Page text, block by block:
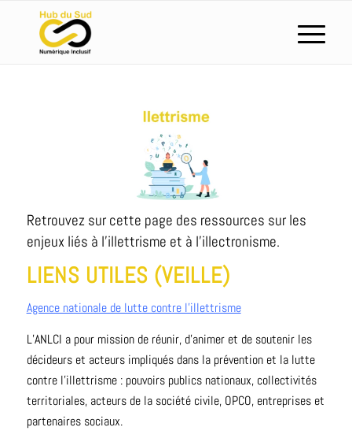
Retrouvez sur cette page des ressources sur les
enjeux liés à l’illettrisme et à l’illectronisme.
LIENS UTILES (VEILLE)
Agence nationale de lutte contre l’illettrisme
L’ANLCI a pour mission de réunir, d’animer et de soutenir les
décideurs et acteurs impliqués dans la prévention et la lutte
contre l’illettrisme : pouvoirs publics nationaux, collectivités
territoriales, acteurs de la société civile, OPCO, entreprises et
partenaires sociaux.